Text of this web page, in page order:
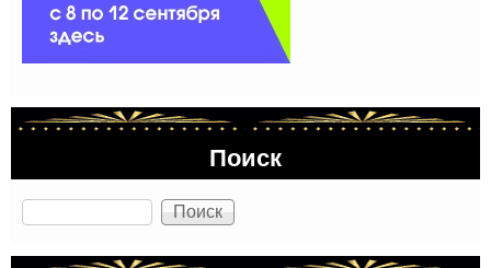
Поиск
Поиск